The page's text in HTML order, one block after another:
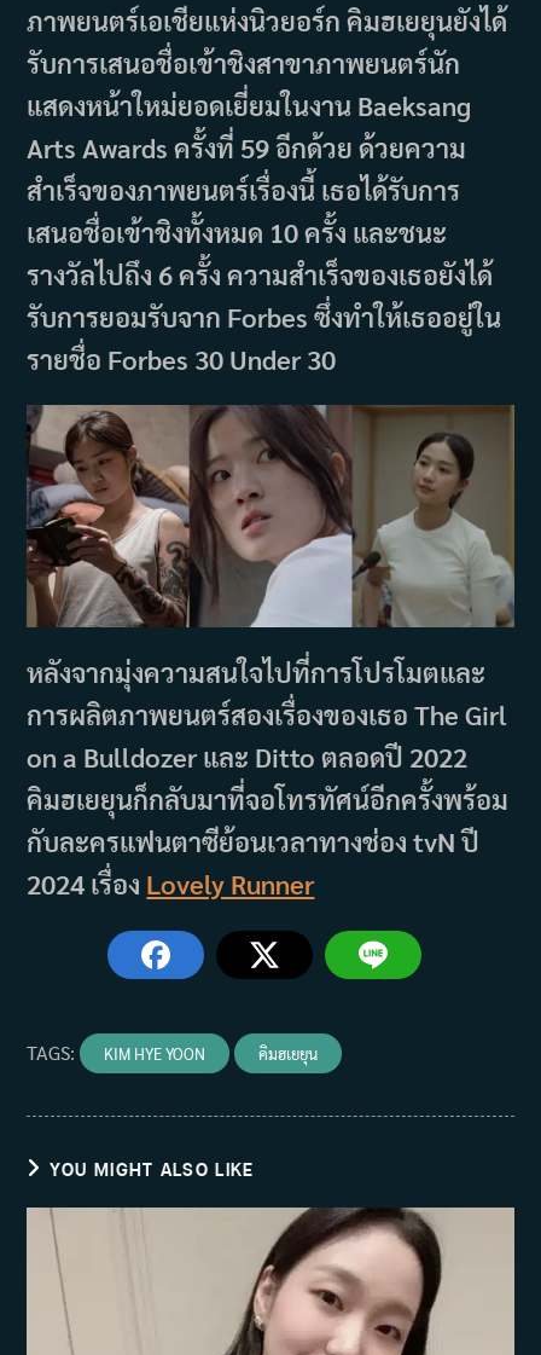
ภาพยนตร์เอเชียแห่งนิวยอร์ก คิมฮเยยุนยังได้
รับการเสนอชื่อเข้าชิงสาขาภาพยนตร์นัก
แสดงหน้าใหม่ยอดเยี่ยมในงาน Baeksang
Arts Awards ครั้งที่ 59 อีกด้วย ด้วยความ
สำเร็จของภาพยนตร์เรื่องนี้ เธอได้รับการ
เสนอชื่อเข้าชิงทั้งหมด 10 ครั้ง และชนะ
รางวัลไปถึง 6 ครั้ง ความสำเร็จของเธอยังได้
รับการยอมรับจาก Forbes ซึ่งทำให้เธออยู่ใน
รายชื่อ Forbes 30 Under 30
หลังจากมุ่งความสนใจไปที่การโปรโมตและ
การผลิตภาพยนตร์สองเรื่องของเธอ The Girl
on a Bulldozer และ Ditto ตลอดปี 2022
คิมฮเยยุนก็กลับมาที่จอโทรทัศน์อีกครั้งพร้อม
กับละครแฟนตาซีย้อนเวลาทางช่อง tvN ปี
2024 เรื่อง Lovely Runner
TAGS: KIM HYE YOON คิมฮเยยุน
YOU MIGHT ALSO LIKE